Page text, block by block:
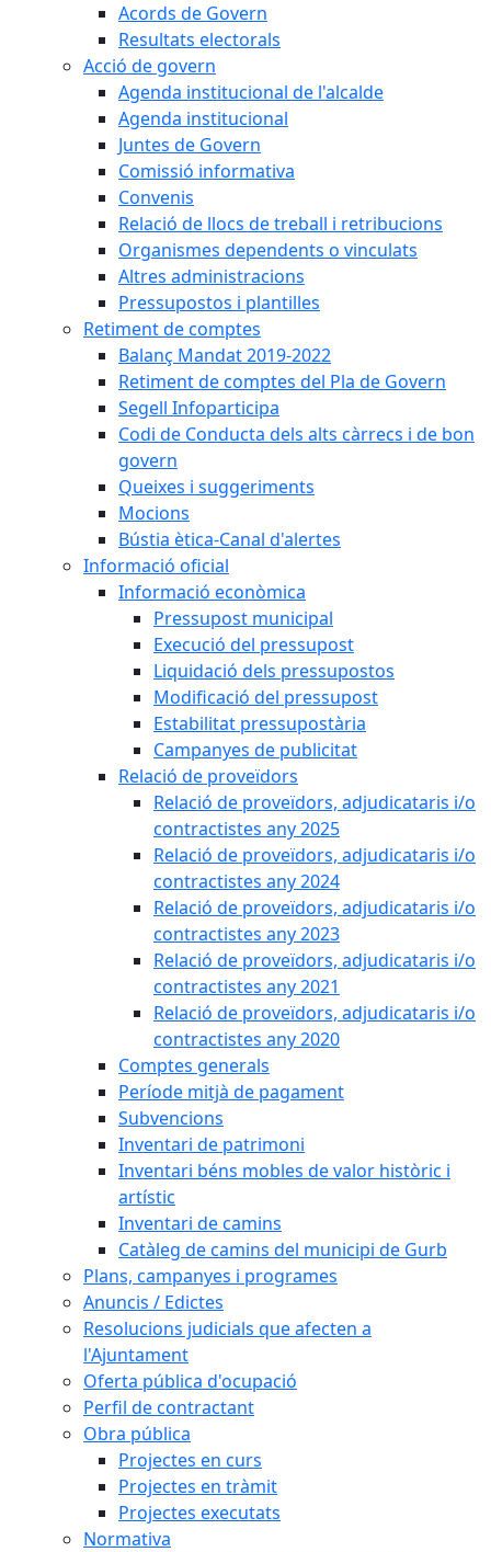
Acords de Govern
Resultats electorals
Acció de govern
Agenda institucional de l'alcalde
Agenda institucional
Juntes de Govern
Comissió informativa
Convenis
Relació de llocs de treball i retribucions
Organismes dependents o vinculats
Altres administracions
Pressupostos i plantilles
Retiment de comptes
Balanç Mandat 2019-2022
Retiment de comptes del Pla de Govern
Segell Infoparticipa
Codi de Conducta dels alts càrrecs i de bon
govern
Queixes i suggeriments
Mocions
Bústia ètica-Canal d'alertes
Informació oficial
Informació econòmica
Pressupost municipal
Execució del pressupost
Liquidació dels pressupostos
Modificació del pressupost
Estabilitat pressupostària
Campanyes de publicitat
Relació de proveïdors
Relació de proveïdors, adjudicataris i/o
contractistes any 2025
Relació de proveïdors, adjudicataris i/o
contractistes any 2024
Relació de proveïdors, adjudicataris i/o
contractistes any 2023
Relació de proveïdors, adjudicataris i/o
contractistes any 2021
Relació de proveïdors, adjudicataris i/o
contractistes any 2020
Comptes generals
Període mitjà de pagament
Subvencions
Inventari de patrimoni
Inventari béns mobles de valor històric i
artístic
Inventari de camins
Catàleg de camins del municipi de Gurb
Plans, campanyes i programes
Anuncis / Edictes
Resolucions judicials que afecten a
l'Ajuntament
Oferta pública d'ocupació
Perfil de contractant
Obra pública
Projectes en curs
Projectes en tràmit
Projectes executats
Normativa